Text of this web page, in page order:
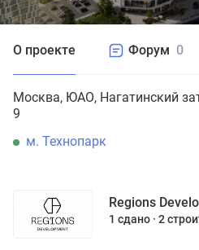
О проекте Форум 0
Москва ЮАО Нагатинский
9
м. Технопарк
Regions
1 сдано 2